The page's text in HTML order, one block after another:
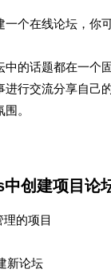
一个在线论坛，你
中的话题都在一个
进行交流分享自己
。
创建项目论
理的项目
新论坛